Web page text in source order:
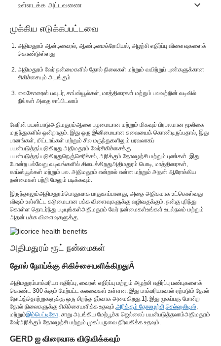
உள்ளடக்க அட்டவணை
அதிமதுரம் ரூட் நன்மைகள்
அதிமதுரம் பயன்கள்
அதிமதுரம் பக்க விளைவுகள்
அதிமதுரம் சரியான அளவு
முக்கிய எடுக்கப்பட்டவை
அதிமதுரம் ஆன்டிவைரல், ஆண்டிமைக்ரோபியல், அழற்சி எதிர்ப்பு விளைவுகளைக்
கொண்டுள்ளது
அதிமதுரம் வேர் நன்மைகளில் தோல் நிலைகள் மற்றும் வயிற்றுப் புண்களுக்கான
சிகிச்சையும் அடங்கும்
லைகோரைஸ் பவுடர், காப்ஸ்யூல்கள், மாத்திரைகள் மற்றும் பலவற்றின் வடிவில்
நீங்கள் அதை சாப்பிடலாம்
வேரின் பயன்பாடுஅதிமதுரம்ஆலை பழமையான மற்றும் மிகவும் பிரபலமான மூலிகை
மருந்துகளில் ஒன்றாகும். இது ஒரு இனிமையான சுவையைக் கொண்டிருப்பதால், இது
பானங்கள், மிட்டாய்கள் மற்றும் சில மருந்துகளிலும் பரவலாகப்
பயன்படுத்தப்படுகிறது.அதிமதுரம் வேர்சிகிச்சைக்கு
பயன்படுத்தப்படுகிறதுநெஞ்செரிச்சல், அரிக்கும் தோலழற்சி மற்றும் புண்கள். இது
போன்ற பல்வேறு வடிவங்களில் கிடைக்கிறதுஅதிமதுரம் பொடி, மாத்திரைகள்,
காப்ஸ்யூல்கள் மற்றும் பல. அதிமதுரம் என்றால் என்ன மற்றும் அதன் ஆரோக்கிய
நன்மைகள் பற்றி மேலும் படிக்கவும்.
இருந்தாலும்அதிமதுரம்பொதுவாக பாதுகாப்பானது, அதை அதிகமாக உட்கொள்வது
விஷம் உள்ளிட்ட கடுமையான பக்க விளைவுகளுக்கு வழிவகுக்கும். நன்கு புரிந்து
கொள்ள தொடர்ந்து படியுங்கள்அதிமதுரம் வேர் நன்மைகள்உங்கள் உடல்நலம் மற்றும்
அதன் பக்க விளைவுகளுக்கு.
அதிமதுரம் ரூட் நன்மைகள்
தோல் நோய்க்கு சிகிச்சையளிக்கிறதுÂ
அதிமதுரம்பாக்டீரியா எதிர்ப்பு, வைரஸ் எதிர்ப்பு மற்றும் அழற்சி எதிர்ப்பு பண்புகளைக்
கொண்ட 300 க்கும் மேற்பட்ட கலவைகள் உள்ளன. இது பாக்டீரியாவால் ஏற்படும் தோல்
நோய்த்தொற்றுகளுக்கு ஒரு சிறந்த தீர்வாக அமைகிறது. 1 ]. இது முகப்பரு போன்ற
தோல் நிலைகளுக்கு சிகிச்சையளிக்க உதவும், அரிக்கும் தோலழற்சி செல்லுலிடிஸ்
மற்றும்இம்பெட்டிகோ . சாறு அடங்கிய மேற்பூச்சு ஜெல்லைப் பயன்படுத்தலாம்அதிமதுரம்
வேர்அரிக்கும் தோலழற்சி மற்றும் முகப்பருவை நிர்வகிக்க உதவும்.
GERD ஐ விரைவாக விடுவிக்கவும்